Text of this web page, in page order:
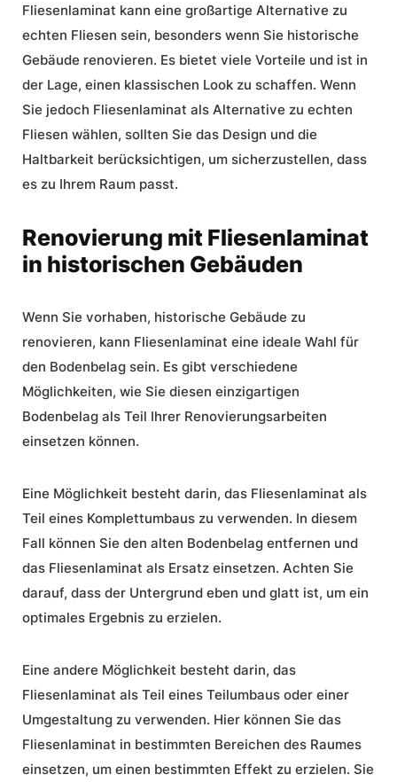
Fliesenlaminat kann eine großartige Alternative zu
echten Fliesen sein, besonders wenn Sie historische
Gebäude renovieren. Es bietet viele Vorteile und ist in
der Lage, einen klassischen Look zu schaffen. Wenn
Sie jedoch Fliesenlaminat als Alternative zu echten
Fliesen wählen, sollten Sie das Design und die
Haltbarkeit berücksichtigen, um sicherzustellen, dass
es zu Ihrem Raum passt.
Renovierung mit Fliesenlaminat
in historischen Gebäuden
Wenn Sie vorhaben, historische Gebäude zu
renovieren, kann Fliesenlaminat eine ideale Wahl für
den Bodenbelag sein. Es gibt verschiedene
Möglichkeiten, wie Sie diesen einzigartigen
Bodenbelag als Teil Ihrer Renovierungsarbeiten
einsetzen können.
Eine Möglichkeit besteht darin, das Fliesenlaminat als
Teil eines Komplettumbaus zu verwenden. In diesem
Fall können Sie den alten Bodenbelag entfernen und
das Fliesenlaminat als Ersatz einsetzen. Achten Sie
darauf, dass der Untergrund eben und glatt ist, um ein
optimales Ergebnis zu erzielen.
Eine andere Möglichkeit besteht darin, das
Fliesenlaminat als Teil eines Teilumbaus oder einer
Umgestaltung zu verwenden. Hier können Sie das
Fliesenlaminat in bestimmten Bereichen des Raumes
einsetzen, um einen bestimmten Effekt zu erzielen. Sie